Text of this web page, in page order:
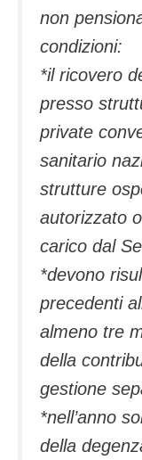
non
condizioni:
*il ricovero
presso
private
sanitario
strutture
autorizzato
carico dal
*devono
precedenti
almeno tre
della
gestione
*nell’anno
della